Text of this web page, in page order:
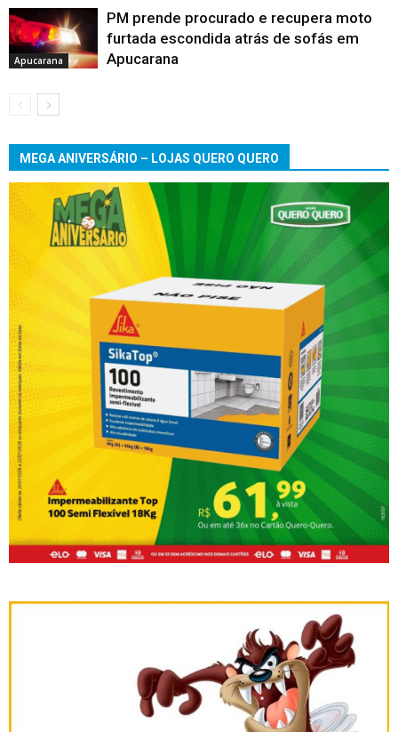
Apucarana
PM prende procurado e recupera moto
furtada escondida atrás de sofás em
Apucarana
MEGA ANIVERSÁRIO – LOJAS QUERO QUERO